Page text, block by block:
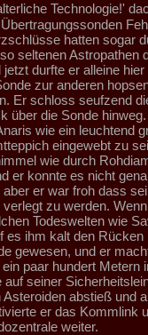
Technologie!'
hatten sogar
seltenen Astropathen
durfte er alleine
zur anderen
Er schloss seufzend
über die Sonde
wie ein leuchtend
eingewebt zu
wie durch
er konnte es nicht
er war froh dass
zu werden.
Todeswelten wie
ihm kalt den Rücken
gewesen, und er
paar hundert Metern
seiner
abstieß und
er das Kommlink
weiter.